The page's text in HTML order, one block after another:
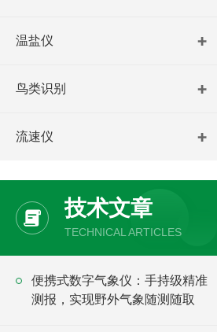
温盐仪
鸟类识别
流速仪
技术文章
TECHNICAL ARTICLES
便携式数字气象仪：手持级精准
测报，实现野外气象随测随取